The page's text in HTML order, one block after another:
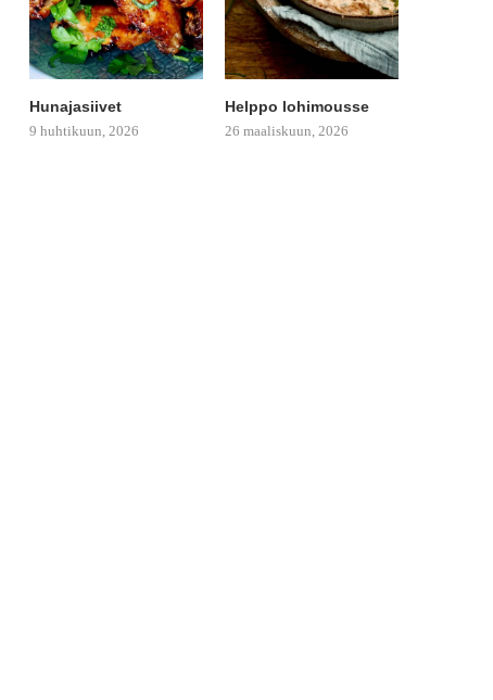
Hunajasiivet
9 huhtikuun, 2026
Helppo lohimousse
26 maaliskuun, 2026